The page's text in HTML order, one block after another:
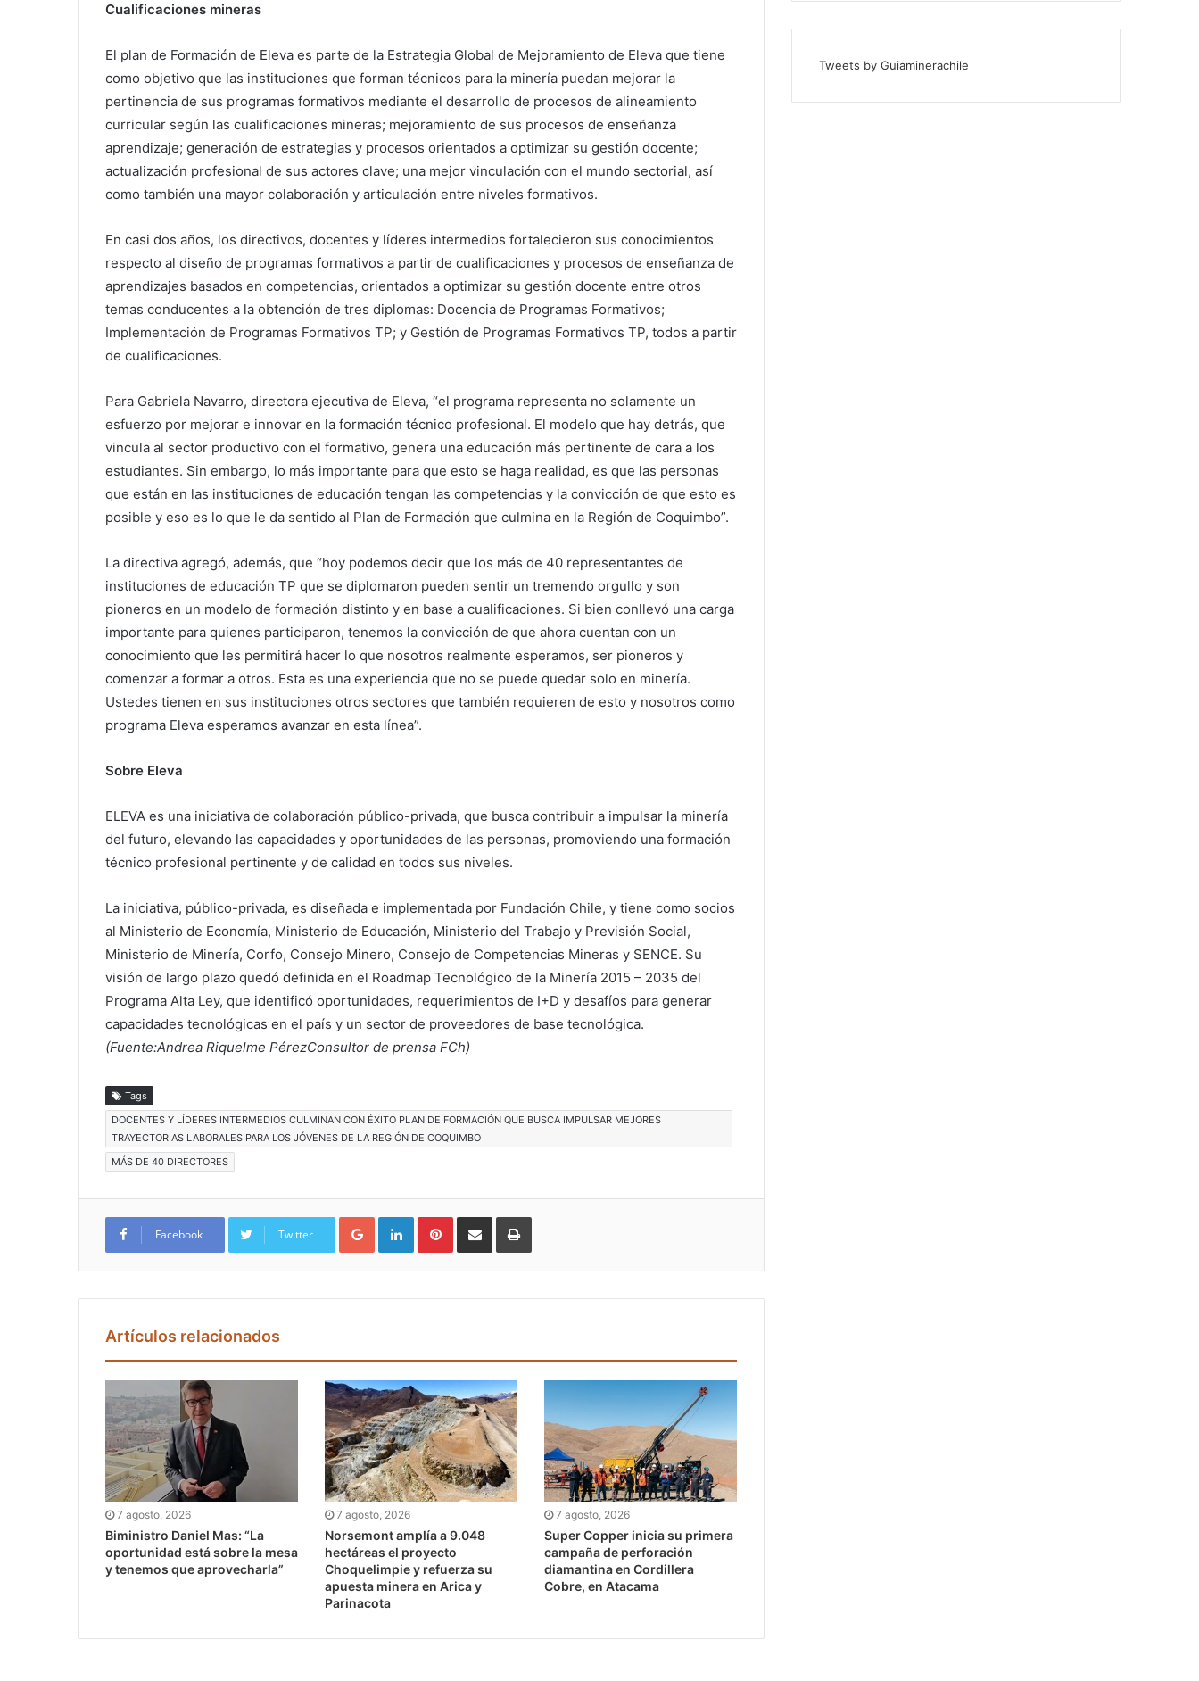
Cualificaciones mineras
El plan de Formación de Eleva es parte de la Estrategia Global de Mejoramiento de Eleva que tiene
como objetivo que las instituciones que forman técnicos para la minería puedan mejorar la
pertinencia de sus programas formativos mediante el desarrollo de procesos de alineamiento
curricular según las cualificaciones mineras; mejoramiento de sus procesos de enseñanza
aprendizaje; generación de estrategias y procesos orientados a optimizar su gestión docente;
actualización profesional de sus actores clave; una mejor vinculación con el mundo sectorial, así
como también una mayor colaboración y articulación entre niveles formativos.
En casi dos años, los directivos, docentes y líderes intermedios fortalecieron sus conocimientos
respecto al diseño de programas formativos a partir de cualificaciones y procesos de enseñanza de
aprendizajes basados en competencias, orientados a optimizar su gestión docente entre otros
temas conducentes a la obtención de tres diplomas: Docencia de Programas Formativos;
Implementación de Programas Formativos TP; y Gestión de Programas Formativos TP, todos a partir
de cualificaciones.
Para Gabriela Navarro, directora ejecutiva de Eleva, “el programa representa no solamente un
esfuerzo por mejorar e innovar en la formación técnico profesional. El modelo que hay detrás, que
vincula al sector productivo con el formativo, genera una educación más pertinente de cara a los
estudiantes. Sin embargo, lo más importante para que esto se haga realidad, es que las personas
que están en las instituciones de educación tengan las competencias y la convicción de que esto es
posible y eso es lo que le da sentido al Plan de Formación que culmina en la Región de Coquimbo”.
La directiva agregó, además, que “hoy podemos decir que los más de 40 representantes de
instituciones de educación TP que se diplomaron pueden sentir un tremendo orgullo y son
pioneros en un modelo de formación distinto y en base a cualificaciones. Si bien conllevó una carga
importante para quienes participaron, tenemos la convicción de que ahora cuentan con un
conocimiento que les permitirá hacer lo que nosotros realmente esperamos, ser pioneros y
comenzar a formar a otros. Esta es una experiencia que no se puede quedar solo en minería.
Ustedes tienen en sus instituciones otros sectores que también requieren de esto y nosotros como
programa Eleva esperamos avanzar en esta línea”.
Sobre Eleva
ELEVA es una iniciativa de colaboración público-privada, que busca contribuir a impulsar la minería
del futuro, elevando las capacidades y oportunidades de las personas, promoviendo una formación
técnico profesional pertinente y de calidad en todos sus niveles.
La iniciativa, público-privada, es diseñada e implementada por Fundación Chile, y tiene como socios
al Ministerio de Economía, Ministerio de Educación, Ministerio del Trabajo y Previsión Social,
Ministerio de Minería, Corfo, Consejo Minero, Consejo de Competencias Mineras y SENCE. Su
visión de largo plazo quedó definida en el Roadmap Tecnológico de la Minería 2015 – 2035 del
Programa Alta Ley, que identificó oportunidades, requerimientos de I+D y desafíos para generar
capacidades tecnológicas en el país y un sector de proveedores de base tecnológica.
(Fuente:Andrea Riquelme PérezConsultor de prensa FCh)
Tags
DOCENTES Y LÍDERES INTERMEDIOS CULMINAN CON ÉXITO PLAN DE FORMACIÓN QUE BUSCA IMPULSAR MEJORES
TRAYECTORIAS LABORALES PARA LOS JÓVENES DE LA REGIÓN DE COQUIMBO
MÁS DE 40 DIRECTORES
Facebook Twitter
Google+ LinkedIn Pinterest
Artículos relacionados
7 agosto, 2026
Biministro Daniel Mas: “La
oportunidad está sobre la mesa
y tenemos que aprovecharla”
7 agosto, 2026
Norsemont amplía a 9.048
hectáreas el proyecto
Choquelimpie y refuerza su
apuesta minera en Arica y
Parinacota
7 agosto, 2026
Super Copper inicia su primera
campaña de perforación
diamantina en Cordillera
Cobre, en Atacama
Tweets by Guiaminerachile